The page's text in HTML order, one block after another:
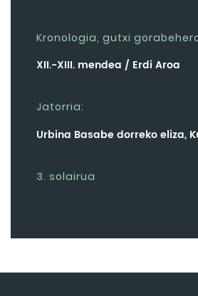
Kronologia, gutxi
XII.-XIII. mendea / Erdi Aroa
Jatorria:
Urbina Basabe dorreko eliza,
3. solairua